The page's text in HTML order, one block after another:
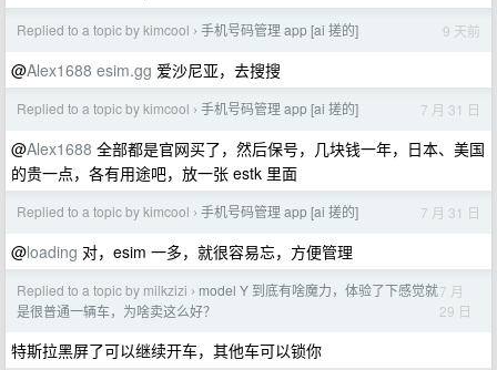
Replied to a topic by kimcool › 手机号码管理 app [ai 搓的] 9 天前
@Alex1688 esim.gg 爱沙尼亚，去搜搜
Replied to a topic by kimcool › 手机号码管理 app [ai 搓的] 7 月 31 日
@Alex1688 全部都是官网买了，然后保号，几块钱一年，日本、美国
的贵一点，各有用途吧，放一张 estk 里面
Replied to a topic by kimcool › 手机号码管理 app [ai 搓的] 7 月 31 日
@loading 对，esim 一多，就很容易忘，方便管理
Replied to a topic by milkzizi › model Y 到底有啥魔力，体验了下感觉就
是很普通一辆车，为啥卖这么好？
7 月
29 日
特斯拉黑屏了可以继续开车，其他车可以锁你